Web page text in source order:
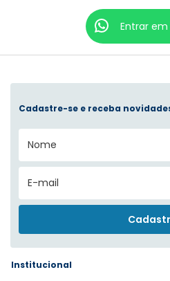
Entrar
Institucional
Cadastre-se e receba